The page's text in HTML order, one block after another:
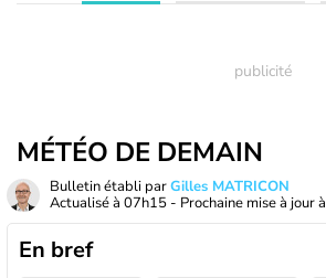
MÉTÉO DE DEMAIN
Bulletin établi parGilles MATRICON
Actualisé à 07h15 - Prochaine mise à jour à
En bref